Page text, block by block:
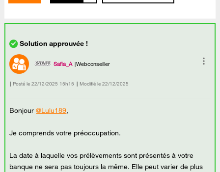
Safia_A Webconseiller
Posté le ‎22/12/2025 15h15 Modifié le 22/12/2025
Bonjour@Lulu189,
Je comprends votre préoccupation.
La date à laquelle vos prélèvements sont présentés à votre
banquene sera pas toujours la même. Elle peut varier de plus